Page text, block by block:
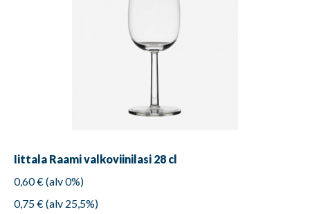
Iittala Raami valkoviinilasi 28 cl
0,60 € (alv 0%)
0,75 € (alv 25,5%)